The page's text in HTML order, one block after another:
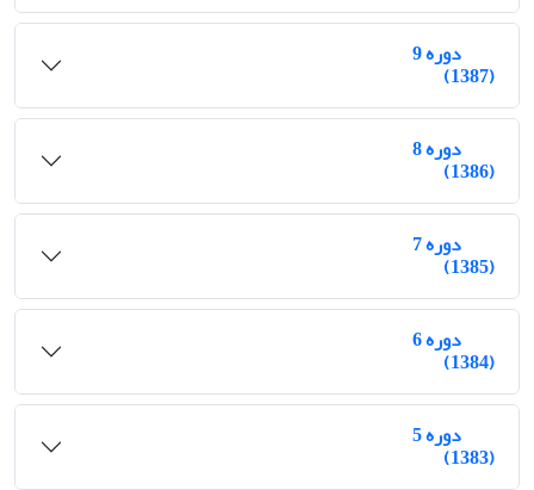
دوره 9
(1387)
دوره 8
(1386)
دوره 7
(1385)
دوره 6
(1384)
دوره 5
(1383)